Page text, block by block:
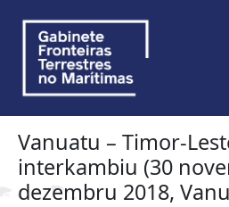
Vanuatu – Timor-
interkambiu (30
dezembru 2018,